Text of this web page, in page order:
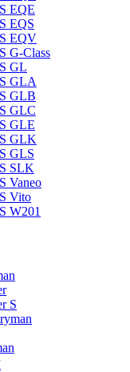
EQE
EQS
EQV
G-Class
GL
GLA
GLB
GLC
GLE
GLK
GLS
SLK
Vaneo
Vito
W201
S